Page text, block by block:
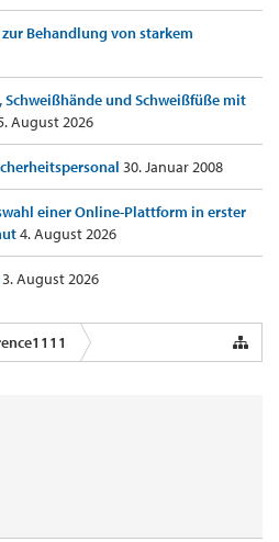
Behandlung von starkem
und Schweißfüße mit
August 2026
30. Januar 2008
einer Online-Plattform in erster
4. August 2026
3. August 2026